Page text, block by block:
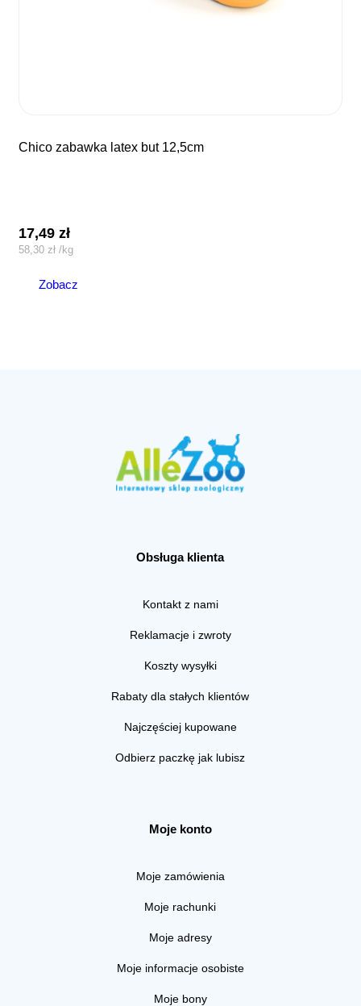
chico zabawka latex but 12,5cm
17,49zł
58,30zł /kg
Zobacz
Obsługa klienta
Kontakt z nami
Reklamacje i zwroty
Koszty wysyłki
Rabaty dla stałych klientów
Najczęściej kupowane
Odbierz paczkę jak lubisz
Moje konto
Moje zamówienia
Moje rachunki
Moje adresy
Moje informacje osobiste
Moje bony